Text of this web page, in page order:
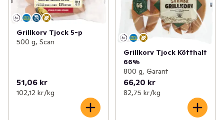
Grillkorv Tjock 5-p
500 g, Scan
51,06 kr
102,12 kr /kg
Grillkorv Tjock Kötthalt
66%
800 g, Garant
66,20 kr
82,75 kr /kg